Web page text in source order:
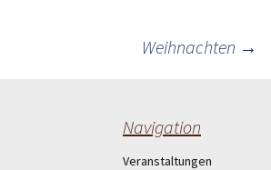
Weihnachten →
Navigation
Veranstaltungen